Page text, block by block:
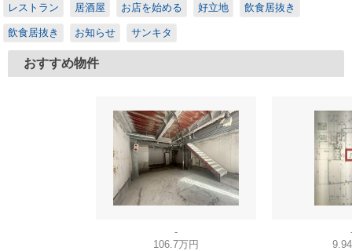
レストラン 居酒屋 お店を始める 好立地 飲食居抜き
飲食居抜き お知らせ サンキタ
おすすめ物件
-
106.7万円